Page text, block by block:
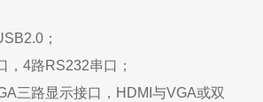
；
4路RS232串口；
三路显示接口，HDMI与VGA或双